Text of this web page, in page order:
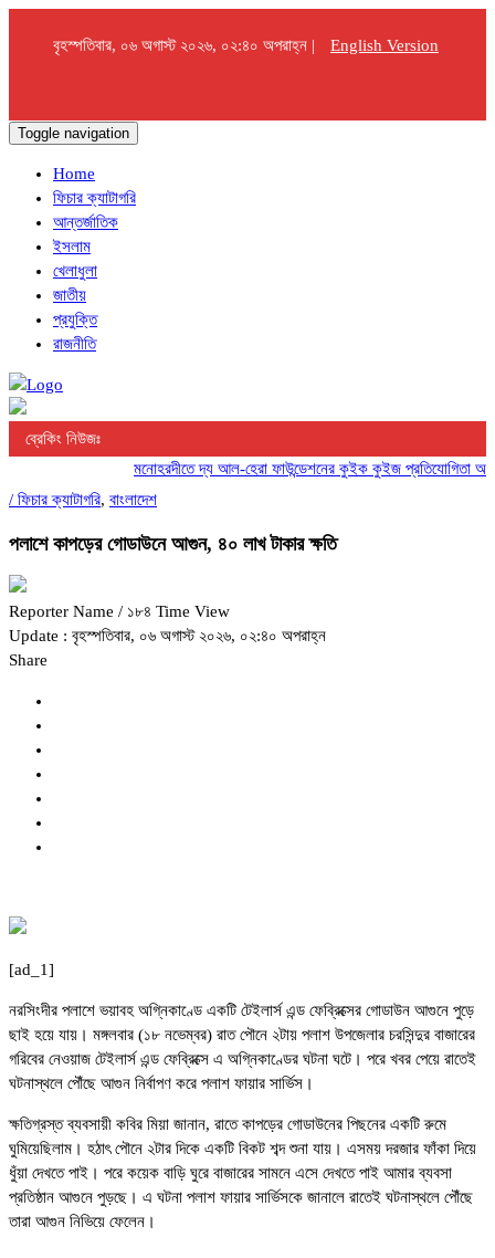
বৃহস্পতিবার, ০৬ অগাস্ট ২০২৬, ০২:৪০ অপরাহ্ন | English Version
Toggle navigation
Home
ফিচার ক্যাটাগরি
আন্তর্জাতিক
ইসলাম
খেলাধুলা
জাতীয়
প্রযুক্তি
রাজনীতি
ব্রেকিং নিউজঃ
মনোহরদীতে দ্য আল-হেরা ফাউন্ডেশনের কুইক কুইজ প্রতিযোগিতা
/ ফিচার ক্যাটাগরি, বাংলাদেশ
পলাশে কাপড়ের গোডাউনে আগুন, ৪০ লাখ টাকার ক্ষতি
Reporter Name / ১৮৪ Time View
Update : বৃহস্পতিবার, ০৬ অগাস্ট ২০২৬, ০২:৪০ অপরাহ্ন
Share
[ad_1]
নরসিংদীর পলাশে ভয়াবহ অগ্নিকাণ্ডে একটি টেইলার্স এন্ড ফেব্রিক্সের গোডাউন আগুনে পুড়ে
ছাই হয়ে যায়। মঙ্গলবার (১৮ নভেম্বর) রাত পৌনে ২টায় পলাশ উপজেলার চরসিন্দুর বাজারের
গরিবের নেওয়াজ টেইলার্স এন্ড ফেব্রিক্সে এ অগ্নিকাণ্ডের ঘটনা ঘটে। পরে খবর পেয়ে রাতেই
ঘটনাস্থলে পৌঁছে আগুন নির্বাপণ করে পলাশ ফায়ার সার্ভিস।
ক্ষতিগ্রস্ত ব্যবসায়ী কবির মিয়া জানান, রাতে কাপড়ের গোডাউনের পিছনের একটি রুমে
ঘুমিয়েছিলাম। হঠাৎ পৌনে ২টার দিকে একটি বিকট শব্দ শুনা যায়। এসময় দরজার ফাঁকা দিয়ে
ধুঁয়া দেখতে পাই। পরে কয়েক বাড়ি ঘুরে বাজারের সামনে এসে দেখতে পাই আমার ব্যবসা
প্রতিষ্ঠান আগুনে পুড়ছে। এ ঘটনা পলাশ ফায়ার সার্ভিসকে জানালে রাতেই ঘটনাস্থলে পৌঁছে
তারা আগুন নিভিয়ে ফেলেন।